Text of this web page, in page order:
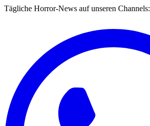
Tägliche Horror-News auf unseren Channels: